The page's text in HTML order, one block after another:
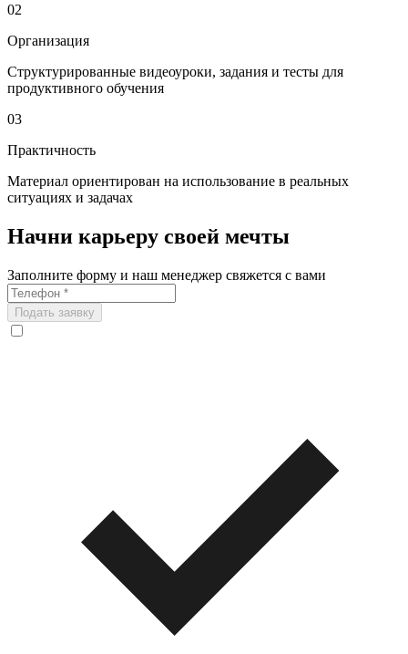
02
Организация
Структурированные видеоуроки, задания и тесты для
продуктивного обучения
03
Практичность
Материал ориентирован на использование в реальных
ситуациях и задачах
Начни карьеру своей мечты
Заполните форму и наш менеджер свяжется с вами
Подать заявку